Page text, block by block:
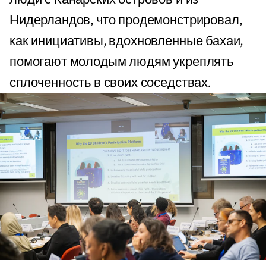
Нидерландов, что продемонстрировал,
как инициативы, вдохновленные бахаи,
помогают молодым людям укреплять
сплоченность в своих соседствах.